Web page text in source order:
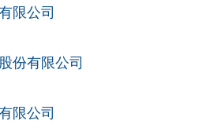
限公司
份有限公司
限公司